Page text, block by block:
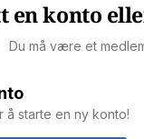
en konto
Du må være et
å starte en ny konto!